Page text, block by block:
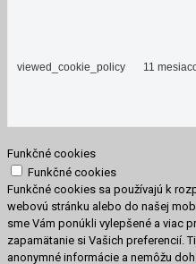
viewed_cookie_policy 11
Funkčné cookies
Funkčné cookies
Funkčné cookies sa používajú k
webovú stránku alebo do našej
sme Vám ponúkli vylepšené a viac
zapamätanie si Vašich preferencií.
anonymné informácie a nemôžu